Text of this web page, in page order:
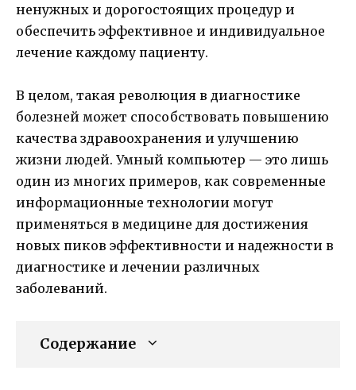
ненужных и дорогостоящих процедур и
обеспечить эффективное и индивидуальное
лечение каждому пациенту.
В целом, такая революция в диагностике
болезней может способствовать повышению
качества здравоохранения и улучшению
жизни людей. Умный компьютер — это лишь
один из многих примеров, как современные
информационные технологии могут
применяться в медицине для достижения
новых пиков эффективности и надежности в
диагностике и лечении различных
заболеваний.
Содержание